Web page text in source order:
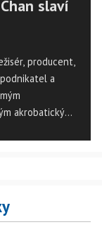
slaví
producent,
a
akrobatickým
většinou i